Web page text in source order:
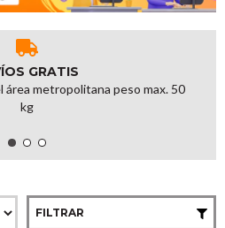
GRATIS
área metropolitana peso max. 50
kg
FILTRAR